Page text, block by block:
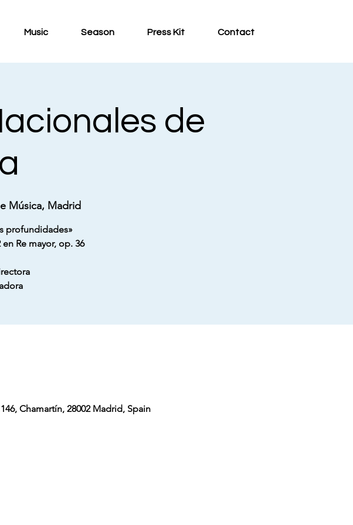
Music Season Press Kit Contact
de
Música, Madrid
profundidades»
Re mayor, op. 36
Chamartín, 28002 Madrid, Spain